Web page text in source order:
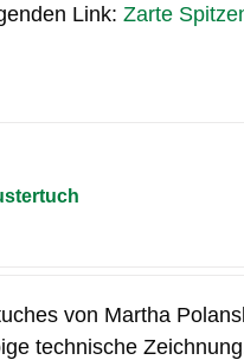
Link:Zarte
von Martha
technische